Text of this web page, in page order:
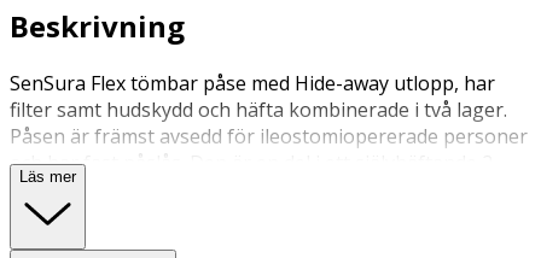
Beskrivning
SenSura Flex tömbar påse med Hide-away utlopp, har
filter samt hudskydd och häfta kombinerade i två lager.
Påsen är främst avsedd för ileostomiopererade personer
och har fast påslås. Den är en del i ett självhäftande 2-
delssystem och klistras på en basplatta. Den kan bytas
medan plattan sitter kvar på huden. Påsen kan bara
användas med SenSura Flex plattor.
Läs mer